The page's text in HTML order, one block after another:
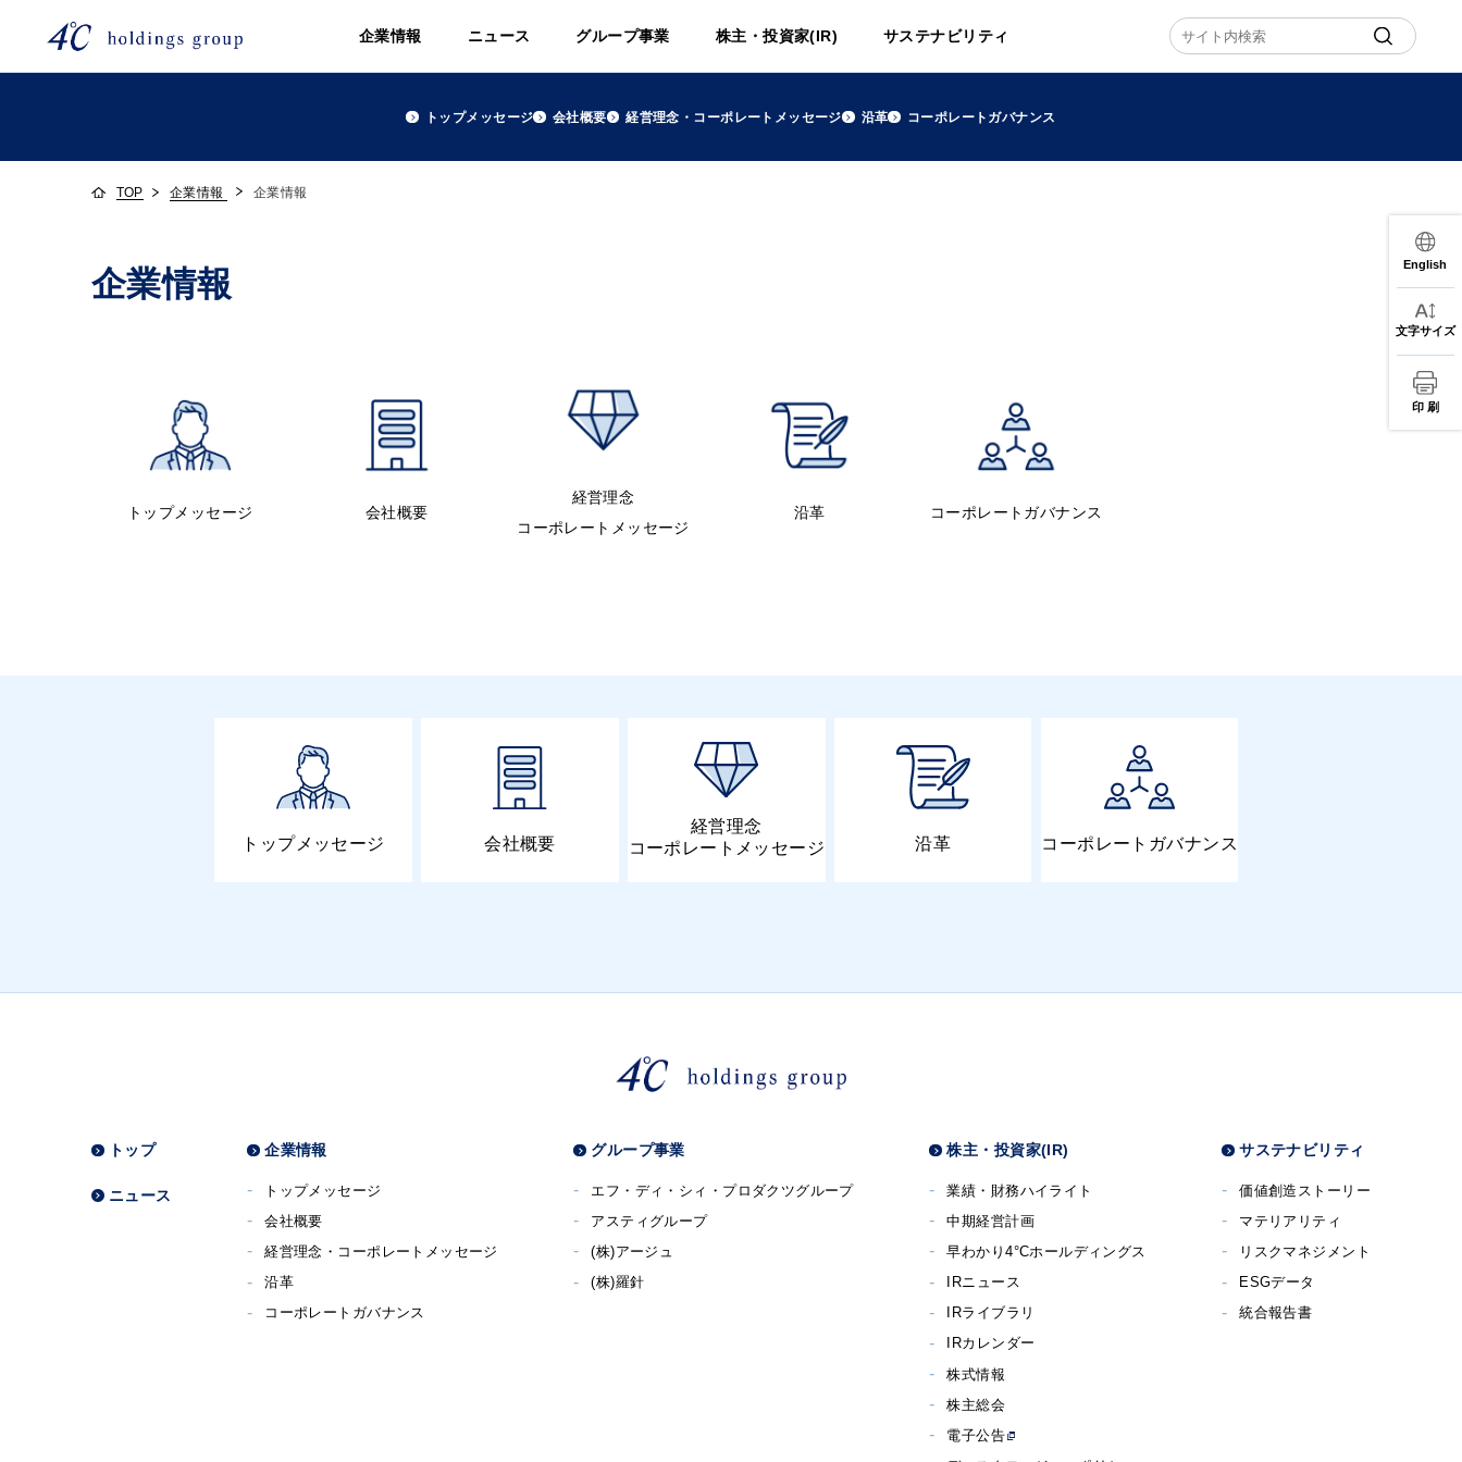
企業情報 ニュース グループ事業 株主・投資家(IR) サステナビリティ
トップメッセージ 会社概要 経営理念・コーポレートメッセージ 沿革 コーポレートガバナンス
TOP 企業情報 企業情報
企業情報
トップメッセージ 会社概要
経営理念
コーポレートメッセージ
沿革 コーポレートガバナンス
トップメッセージ 会社概要
経営理念
コーポレートメッセージ
沿革 コーポレートガバナンス
English
文字サイズ
印 刷
トップ
ニュース
企業情報
トップメッセージ
会社概要
経営理念・コーポレートメッセージ
沿革
コーポレートガバナンス
グループ事業
エフ・ディ・シィ・プロダクツグループ
アスティグループ
(株)アージュ
(株)羅針
株主・投資家(IR)
業績・財務ハイライト
中期経営計画
早わかり4°Cホールディングス
IRニュース
IRライブラリ
IRカレンダー
株式情報
株主総会
電子公告
サステナビリティ
価値創造ストーリー
マテリアリティ
リスクマネジメント
ESGデータ
統合報告書